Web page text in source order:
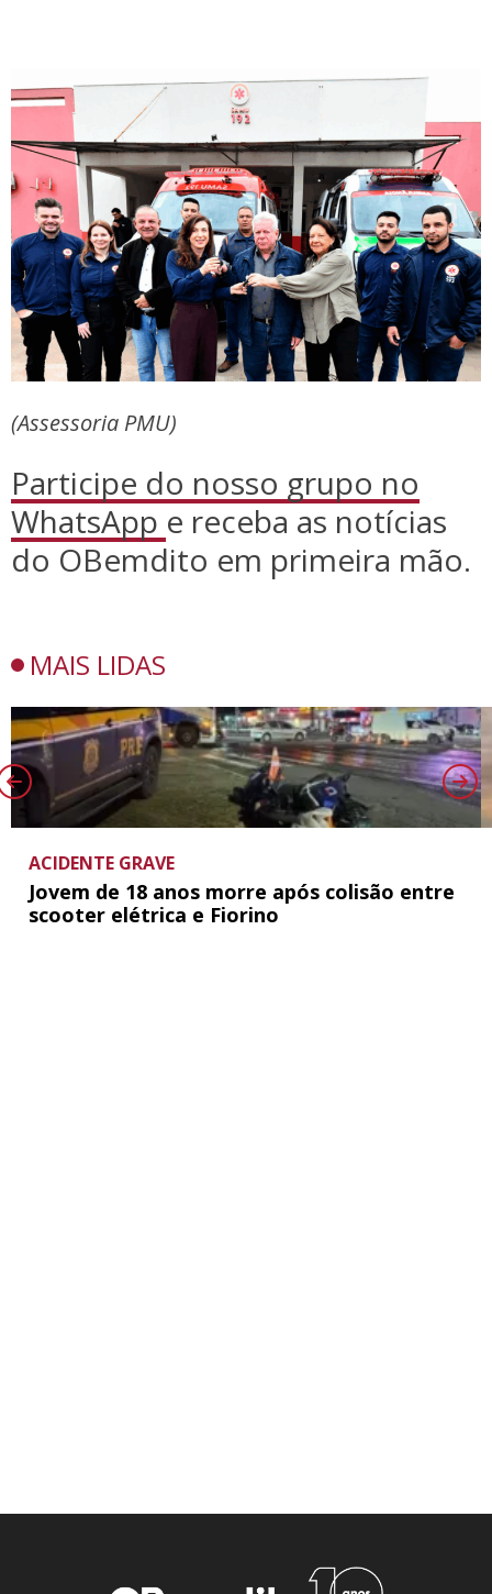
(Assessoria PMU)
Participe do nosso grupo no
WhatsApp e receba as notícias
do OBemdito em primeira mão.
MAIS LIDAS
ACIDENTE GRAVE
Jovem de 18 anos morre após colisão entre
scooter elétrica e Fiorino